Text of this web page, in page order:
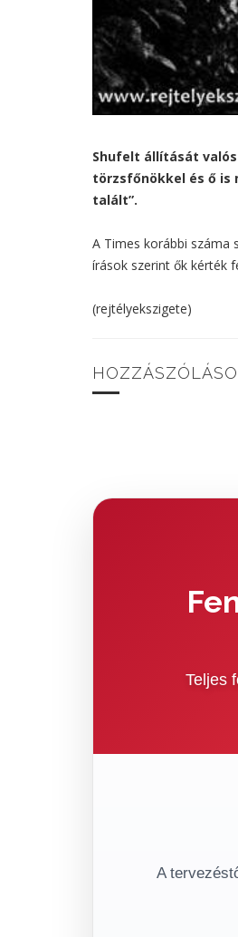
Shufelt állítását
törzsfőnökkel és ő is
talált”.
A Times korábbi száma
írások szerint ők kérték
(rejtélyekszigete)
Teljes
A